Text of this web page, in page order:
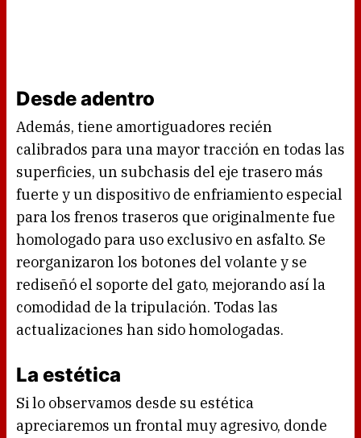
Desde adentro
Además, tiene amortiguadores recién
calibrados para una mayor tracción en todas las
superficies, un subchasis del eje trasero más
fuerte y un dispositivo de enfriamiento especial
para los frenos traseros que originalmente fue
homologado para uso exclusivo en asfalto. Se
reorganizaron los botones del volante y se
rediseñó el soporte del gato, mejorando así la
comodidad de la tripulación. Todas las
actualizaciones han sido homologadas.
La estética
Si lo observamos desde su estética
apreciaremos un frontal muy agresivo, donde